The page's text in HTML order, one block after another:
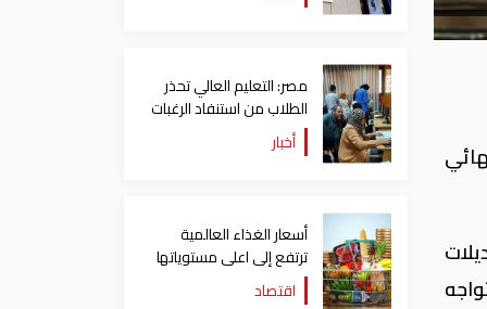
النهائي
مصر: التعليم العالي تحذر
الطلاب من استنفاد الرغبات
قبل غلق التسجيل
أخبار
أسعار الغذاء العالمية
ترتفع إلى اعلى مستوياتها
منذ 3 سنواتاقتصاد